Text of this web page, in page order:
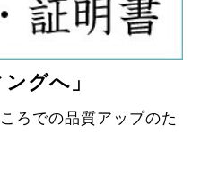
グへ」
ろでの品質アップのた